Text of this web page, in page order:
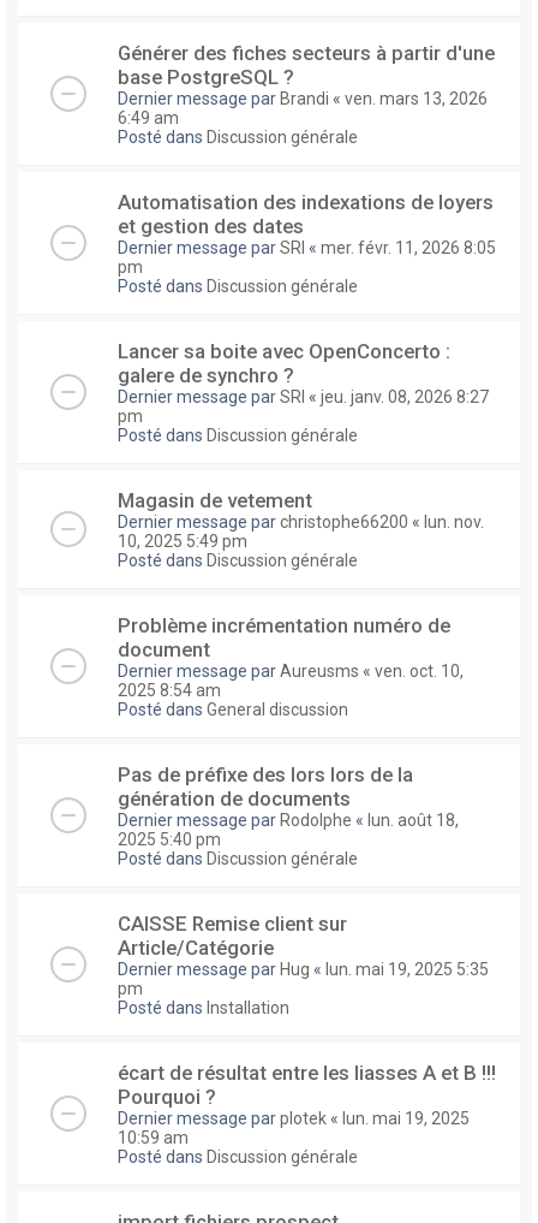
Générer des fiches secteurs à partir d'une
base PostgreSQL ?
Dernier message par Brandi « ven. mars 13, 2026
6:49 am
Posté dans Discussion générale
Automatisation des indexations de loyers
et gestion des dates
Dernier message parSRI « mer. févr. 11, 2026 8:05
pm
Posté dans Discussion générale
Lancer sa boite avec OpenConcerto :
galere de synchro ?
Dernier message parSRI « jeu. janv. 08, 2026 8:27
pm
Posté dans Discussion générale
Magasin de vetement
Dernier message parchristophe66200 « lun. nov.
10, 2025 5:49 pm
Posté dans Discussion générale
Problème incrémentation numéro de
document
Dernier message parAureusms « ven. oct. 10,
2025 8:54 am
Posté dans General discussion
Pas de préfixe des lors lors de la
génération de documents
Dernier message par Rodolphe « lun. août 18,
2025 5:40 pm
Posté dans Discussion générale
CAISSE Remise client sur
Article/Catégorie
Dernier message par Hug « lun. mai 19, 2025 5:35
pm
Posté dans Installation
écart de résultat entre les liasses A et B !!!
Pourquoi ?
Dernier message parplotek « lun. mai 19, 2025
10:59 am
Posté dans Discussion générale